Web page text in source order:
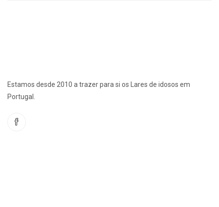
Estamos desde 2010 a trazer para si os Lares de idosos em
Portugal.